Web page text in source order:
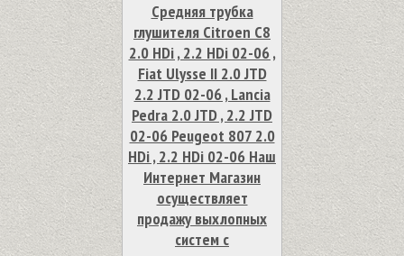
Средняя трубка
глушителя Citroen C8
2.0 HDi , 2.2 HDi 02-06 ,
Fiat Ulysse II 2.0 JTD
2.2 JTD 02-06 , Lancia
Pedra 2.0 JTD , 2.2 JTD
02-06 Peugeot 807 2.0
HDi , 2.2 HDi 02-06 Наш
Интернет Магазин
осуществляет
продажу выхлопных
систем с